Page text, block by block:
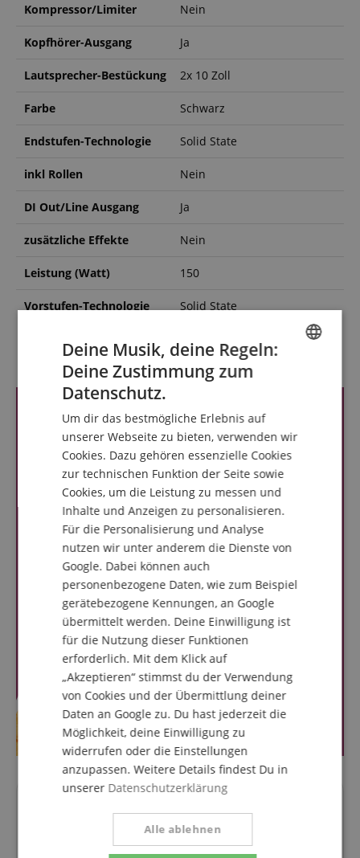
Kompressor/Limiter Nein
Kopfhörer-Ausgang Ja
Lautsprecher-Bestückung 2x 10 Zoll
Farbe Schwarz
Endstufen-Technologie Solid State
inkl Rollen Nein
DI Out/Line Ausgang Ja
zusätzliche Effekte Nein
Leistung (Watt) 150
Vorstufen-Technologie Solid State
Kundenbewertungen
Fragen zum Artikel
Stelle eine Frage
FRENCH
ITALIAN
SPANISH
Deine Musik, deine Regeln:
Deine Zustimmung zum
Datenschutz.
Um dir das bestmögliche Erlebnis auf
unserer Webseite zu bieten, verwenden wir
Cookies. Dazu gehören essenzielle Cookies
zur technischen Funktion der Seite sowie
Cookies, um die Leistung zu messen und
Inhalte und Anzeigen zu personalisieren.
Für die Personalisierung und Analyse
nutzen wir unter anderem die Dienste von
Google. Dabei können auch
personenbezogene Daten, wie zum Beispiel
gerätebezogene Kennungen, an Google
übermittelt werden. Deine Einwilligung ist
für die Nutzung dieser Funktionen
erforderlich. Mit dem Klick auf
„Akzeptieren“ stimmst du der Verwendung
von Cookies und der Übermittlung deiner
Daten an Google zu. Du hast jederzeit die
Möglichkeit, deine Einwilligung zu
widerrufen oder die Einstellungen
anzupassen. Weitere Details findest Du in
unserer Datenschutzerklärung
Alle ablehnen